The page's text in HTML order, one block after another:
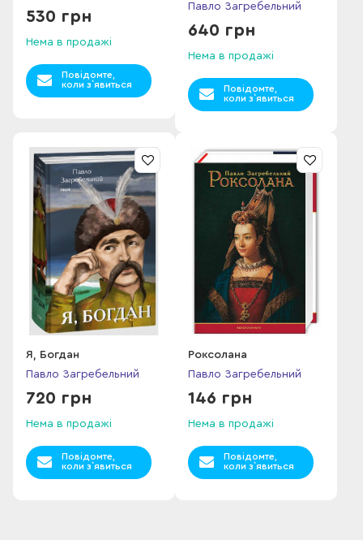
530 грн
Нема в продажі
Повідомте,
коли з`явиться
Павло Загребельний
640 грн
Нема в продажі
Повідомте,
коли з`явиться
Я, Богдан
Павло Загребельний
720 грн
Нема в продажі
Повідомте,
коли з`явиться
Роксолана
Павло Загребельний
146 грн
Нема в продажі
Повідомте,
коли з`явиться